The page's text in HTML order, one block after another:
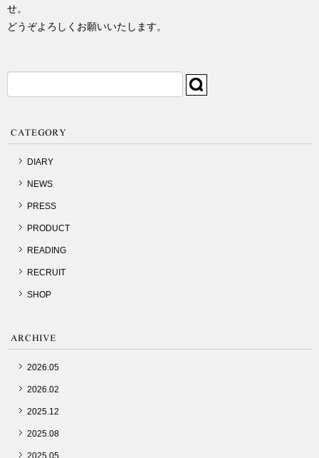
せ。
どうぞよろしくお願いいたします。
索:
DIARY
NEWS
PRESS
PRODUCT
READING
RECRUIT
SHOP
2026.05
2026.02
2025.12
2025.08
2025.05